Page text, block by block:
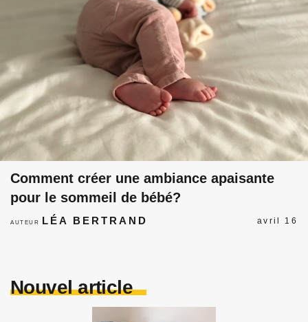
Comment créer une ambiance apaisante
pour le sommeil de bébé?
AUTEUR LÉA BERTRAND avril 16
Nouvel article